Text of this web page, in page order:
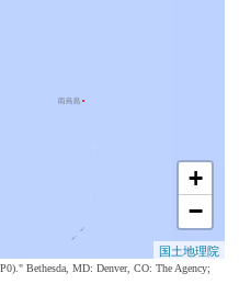
+
−
国土地理院
Bethesda, MD: Denver, CO: The Agency;